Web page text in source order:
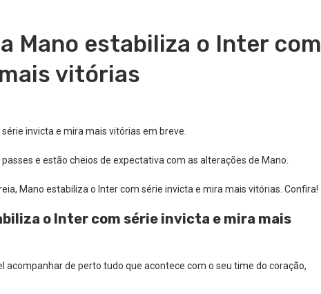
Mano estabiliza o Inter com
vitórias
invicta e mira mais vitórias em breve.
e estão cheios de expectativa com as alterações de Mano.
Mano estabiliza o Inter com série invicta e mira mais vitórias. Confira!
o Inter com série invicta e mira mais
acompanhar de perto tudo que acontece com o seu time do coração,